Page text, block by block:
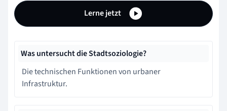
Lerne jetzt
Was untersucht die Stadtsoziologie?
Die technischen Funktionen von urbaner
Infrastruktur.